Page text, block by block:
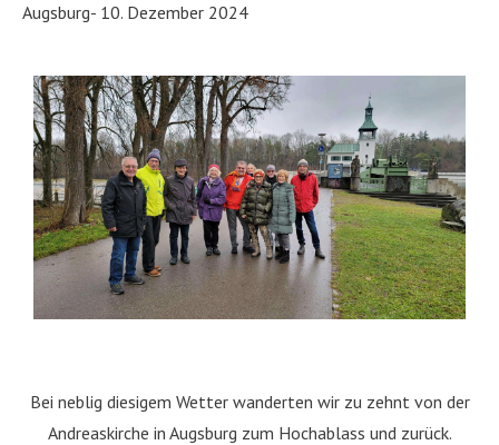
Augsburg- 10. Dezember 2024
Bei neblig diesigem Wetter wanderten wir zu zehnt von der
Andreaskirche in Augsburg zum Hochablass und zurück.